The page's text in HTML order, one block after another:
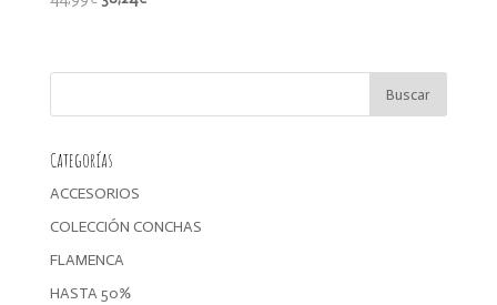
era:
es:
Categorías
ACCESORIOS
COLECCIÓN CONCHAS
FLAMENCA
HASTA 50%